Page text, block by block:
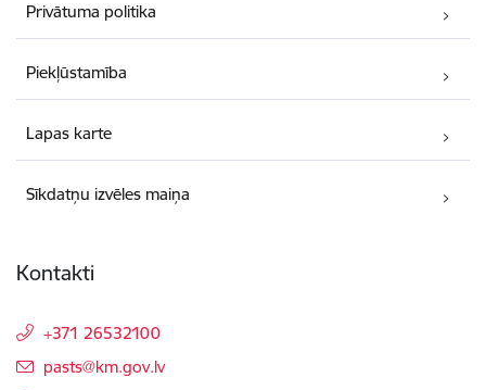
Privātuma politika
Piekļūstamība
Lapas karte
Sīkdatņu izvēles maiņa
Kontakti
+371 26532100
E-pasts:
pasts@km.gov.lv